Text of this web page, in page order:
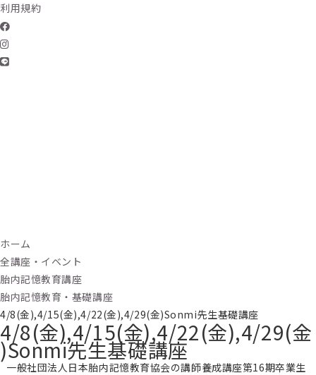
利用規約
ホーム
全講座・イベント
胎内記憶教育講座
胎内記憶教育・基礎講座
4/8(金),4/15(金),4/22(金),4/29(金)Sonmi先生基礎講座
4/8(金),4/15(金),4/22(金),4/29(金
)Sonmi先生基礎講座
一般社団法人日本胎内記憶教育協会の講師養成講座第16期卒業生